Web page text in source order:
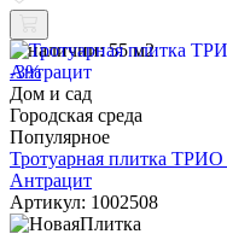
В наличии: 55 м2
-3%
Дом и сад
Городская среда
Популярное
Тротуарная плитка
Антрацит
Артикул: 1002508